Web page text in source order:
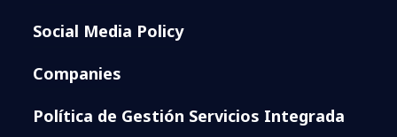
Social Media Policy
Companies
Política de Gestión Servicios Integrada